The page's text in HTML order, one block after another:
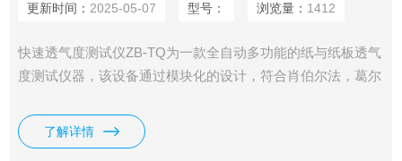
更新时间： 2025-05-07 型号： 浏览量： 1412
快速透气度测试仪ZB-TQ为一款全自动多功能的纸与纸板透气
度测试仪器，该设备通过模块化的设计，符合肖伯尔法，葛尔
测量面积，自动读数，自动计算透气度。测试原理：设备自动
调整到设定压差，并在压差稳定后自动读取气体流量.
了解详情